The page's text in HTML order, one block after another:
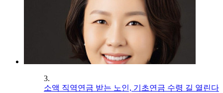
3.
소액 직역연금 받는 노인, 기초연금 수령 길 열린다